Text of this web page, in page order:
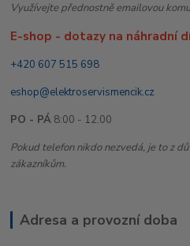
Využívejte přednostně emailovou
E-shop - dotazy na náhradní
+420 607 515 698
eshop@elektroservismencik.cz
PO - PÁ 8:00 - 12.00
Pokud telefon nikdo nezvedá, je to z
zákazníkům.
Adresa a provozní doba